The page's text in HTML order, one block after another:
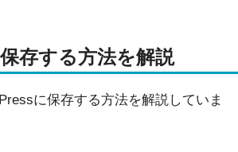
存する方法を解説
に保存する方法を解説していま